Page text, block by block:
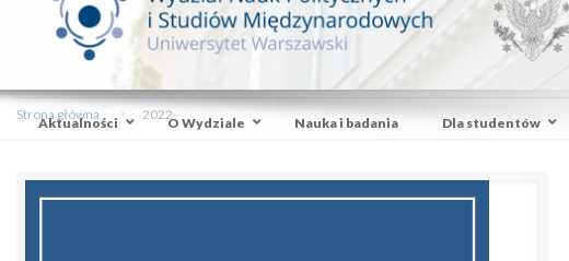
Aktualności O Wydziale Nauka i badania Dla studentów
Strona główna 2022